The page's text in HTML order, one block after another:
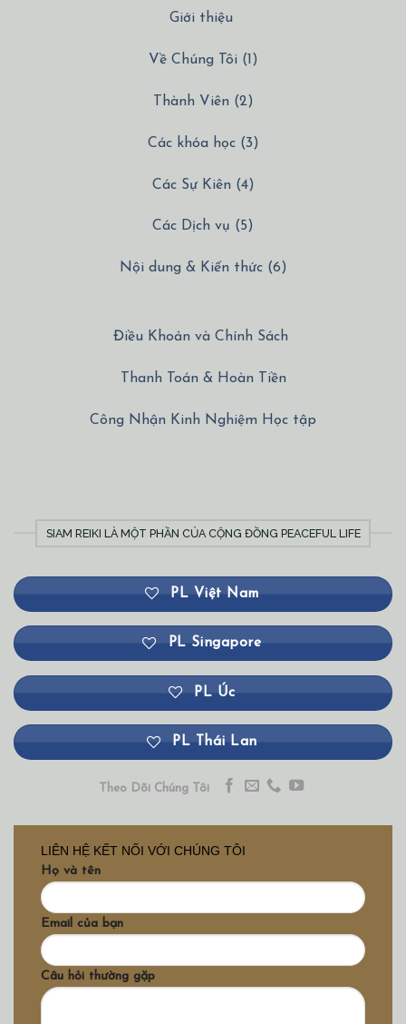
Giới thiệu
Về Chúng Tôi (1)
Thành Viên (2)
Các khóa học (3)
Các Sự Kiên (4)
Các Dịch vụ (5)
Nội dung & Kiến thức (6)
Điều Khoản và Chính Sách
Thanh Toán & Hoàn Tiền
Công Nhận Kinh Nghiệm Học tập
SIAM REIKI LÀ MỘT PHẦN CỦA CỘNG ĐỒNG PEACEFUL LIFE
PL Việt Nam
PL Singapore
PL Úc
PL Thái Lan
Theo Dõi Chúng Tôi
LIÊN HỆ KẾT NỐI VỚI CHÚNG TÔI
Họ và tên
Email của bạn
Câu hỏi thường gặp